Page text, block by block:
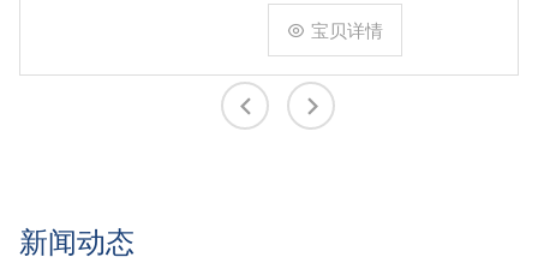
宝贝详情
新闻动态